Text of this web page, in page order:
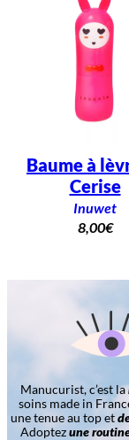
Baume à
Cerise
Inuwet
8,00€
Manucurist, c’est la
soins made in
une tenue au top et
Adoptezune